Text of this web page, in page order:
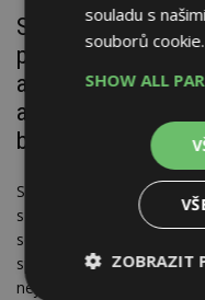
Svaz zpracovává
pořádá
alespoň rámcově
a připomenout
bytových družstev?
SČMBD je zájmovým
s působností v celé
sdružuje více než 640
spravují cca 650 tis.
největším
souladu s
souborů
SHOW ALL
ZOBRAZIT